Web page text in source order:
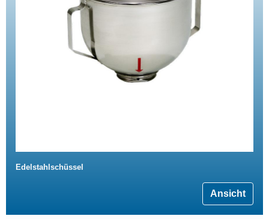
Edelstahlschüssel
Ansicht